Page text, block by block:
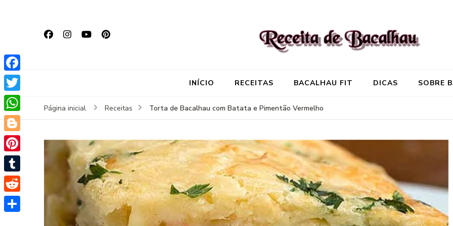
INÍCIO RECEITAS BACALHAU FIT DICAS SOBRE
Página inicial Receitas Torta de Bacalhau com Batata e Pimentão Vermelho
Facebook
Twitter
WhatsApp
Blogger
Pinterest
Tumblr
Reddit